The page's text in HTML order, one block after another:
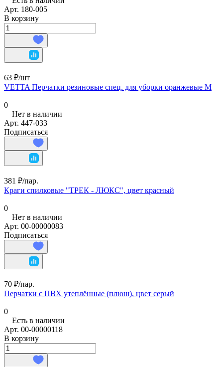
Арт. 180-005
В корзину
63 ₽/шт
VETTA Перчатки резиновые спец. для уборки оранжевые M
0
Нет в наличии
Арт. 447-033
Подписаться
381 ₽/пар.
Краги спилковые "ТРЕК - ЛЮКС", цвет красный
0
Нет в наличии
Арт. 00-00000083
Подписаться
70 ₽/пар.
Перчатки с ПВХ утеплённые (плюш), цвет серый
0
Есть в наличии
Арт. 00-00000118
В корзину